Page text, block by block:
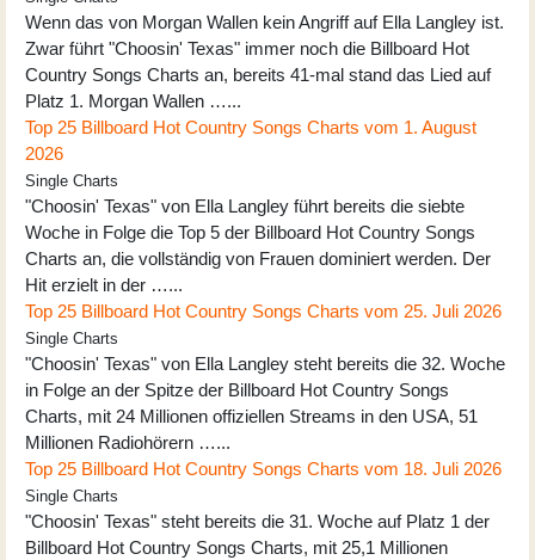
Wenn das von Morgan Wallen kein Angriff auf Ella Langley ist.
Zwar führt "Choosin' Texas" immer noch die Billboard Hot
Country Songs Charts an, bereits 41-mal stand das Lied auf
Platz 1. Morgan Wallen …...
Top 25 Billboard Hot Country Songs Charts vom 1. August
2026
Single Charts
"Choosin' Texas" von Ella Langley führt bereits die siebte
Woche in Folge die Top 5 der Billboard Hot Country Songs
Charts an, die vollständig von Frauen dominiert werden. Der
Hit erzielt in der …...
Top 25 Billboard Hot Country Songs Charts vom 25. Juli 2026
Single Charts
"Choosin' Texas" von Ella Langley steht bereits die 32. Woche
in Folge an der Spitze der Billboard Hot Country Songs
Charts, mit 24 Millionen offiziellen Streams in den USA, 51
Millionen Radiohörern …...
Top 25 Billboard Hot Country Songs Charts vom 18. Juli 2026
Single Charts
"Choosin' Texas" steht bereits die 31. Woche auf Platz 1 der
Billboard Hot Country Songs Charts, mit 25,1 Millionen